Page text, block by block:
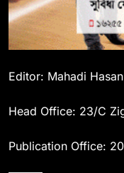
Editor: Mahadi Hasan
Head Office: 23/C
Publication Office: